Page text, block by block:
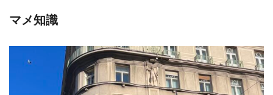
マメ知識